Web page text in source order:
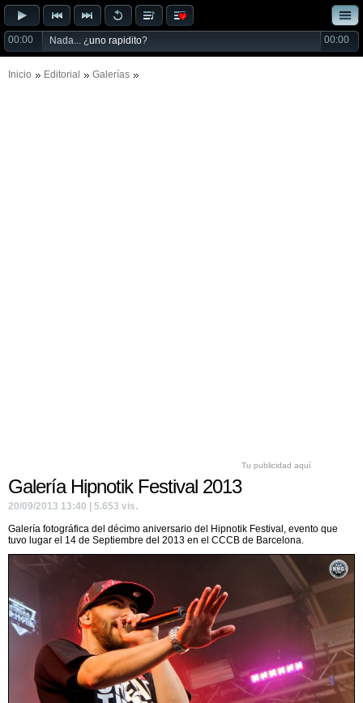
00:00 Nada... ¿uno rapidito? 00:00
Inicio Editorial Galerías
Tu publicidad aquí
Galería Hipnotik Festival 2013
20/09/2013 13:40 | 5.653 vis.
Galería fotográfica del décimo aniversario del Hipnotik Festival, evento que
tuvo lugar el 14 de Septiembre del 2013 en el CCCB de Barcelona.